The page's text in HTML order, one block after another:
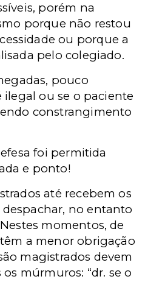
porém na
porque não restou
ou porque a
pelo colegiado.
pouco
ilegal ou se o paciente
constrangimento
foi permitida
e ponto!
até recebem os
no entanto
momentos, de
a menor obrigação
magistrados devem
múrmuros: “dr. se o